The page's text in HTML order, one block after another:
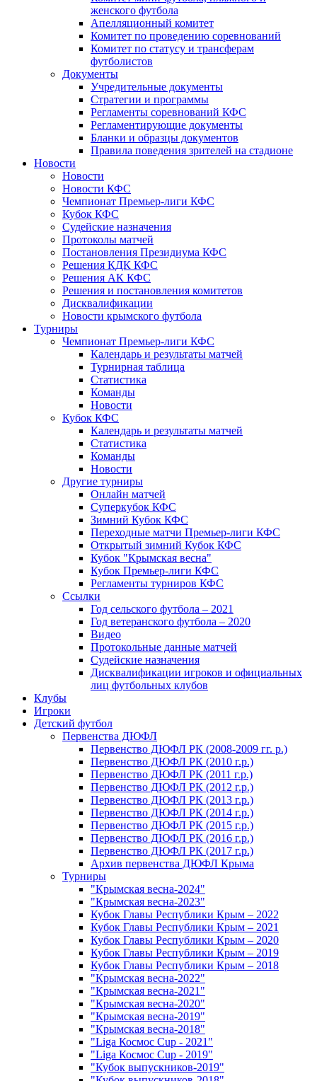
женского футбола
Апелляционный комитет
Комитет по проведению соревнований
Комитет по статусу и трансферам
футболистов
Документы
Учредительные документы
Стратегии и программы
Регламенты соревнований КФС
Регламентирующие документы
Бланки и образцы документов
Правила поведения зрителей на стадионе
Новости
Новости
Новости КФС
Чемпионат Премьер-лиги КФС
Кубок КФС
Судейские назначения
Протоколы матчей
Постановления Президиума КФС
Решения КДК КФС
Решения АК КФС
Решения и постановления комитетов
Дисквалификации
Новости крымского футбола
Турниры
Чемпионат Премьер-лиги КФС
Календарь и результаты матчей
Турнирная таблица
Статистика
Команды
Новости
Кубок КФС
Календарь и результаты матчей
Статистика
Команды
Новости
Другие турниры
Онлайн матчей
Суперкубок КФС
Зимний Кубок КФС
Переходные матчи Премьер-лиги КФС
Открытый зимний Кубок КФС
Кубок "Крымская весна"
Кубок Премьер-лиги КФС
Регламенты турниров КФС
Ссылки
Год сельского футбола – 2021
Год ветеранского футбола – 2020
Видео
Протокольные данные матчей
Судейские назначения
Дисквалификации игроков и официальных
лиц футбольных клубов
Клубы
Игроки
Детский футбол
Первенства ДЮФЛ
Первенство ДЮФЛ РК (2008-2009 гг. р.)
Первенство ДЮФЛ РК (2010 г.р.)
Первенство ДЮФЛ РК (2011 г.р.)
Первенство ДЮФЛ РК (2012 г.р.)
Первенство ДЮФЛ РК (2013 г.р.)
Первенство ДЮФЛ РК (2014 г.р.)
Первенство ДЮФЛ РК (2015 г.р.)
Первенство ДЮФЛ РК (2016 г.р.)
Первенство ДЮФЛ РК (2017 г.р.)
Архив первенства ДЮФЛ Крыма
Турниры
"Крымская весна-2024"
"Крымская весна-2023"
Кубок Главы Республики Крым – 2022
Кубок Главы Республики Крым – 2021
Кубок Главы Республики Крым – 2020
Кубок Главы Республики Крым – 2019
Кубок Главы Республики Крым – 2018
"Крымская весна-2022"
"Крымская весна-2021"
"Крымская весна-2020"
"Крымская весна-2019"
"Крымская весна-2018"
"Liga Космос Cup - 2021"
"Liga Космос Cup - 2019"
"Кубок выпускников-2019"